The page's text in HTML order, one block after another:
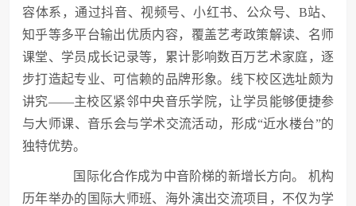
容体系，通过抖音、视频号、小红书、公众号、B站、
知乎等多平台输出优质内容，覆盖艺考政策解读、名师
课堂、学员成长记录等，累计影响数百万艺术家庭，逐
步打造起专业、可信赖的品牌形象。线下校区选址颇为
讲究——主校区紧邻中央音乐学院，让学员能够便捷参
与大师课、音乐会与学术交流活动，形成“近水楼台”的
独特优势。
国际化合作成为中音阶梯的新增长方向。 机构
历年举办的国际大师班、海外演出交流项目，不仅为学